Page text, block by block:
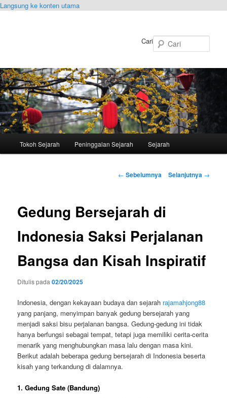
Langsung ke konten utama
Cari
Tokoh Sejarah Peninggalan Sejarah Sejarah
Navigasi
← Sebelumnya Selanjutnya →
Gedung Bersejarah di
Indonesia Saksi Perjalanan
Bangsa dan Kisah Inspiratif
Ditulis pada02/20/2025
Indonesia, dengan kekayaan budaya dan sejarah rajamahjong88
yang panjang, menyimpan banyak gedung bersejarah yang
menjadi saksi bisu perjalanan bangsa. Gedung-gedung ini tidak
hanya berfungsi sebagai tempat, tetapi juga memiliki cerita-cerita
menarik yang menghubungkan masa lalu dengan masa kini.
Berikut adalah beberapa gedung bersejarah di Indonesia beserta
kisah yang terkandung di dalamnya.
1.Gedung Sate (Bandung)